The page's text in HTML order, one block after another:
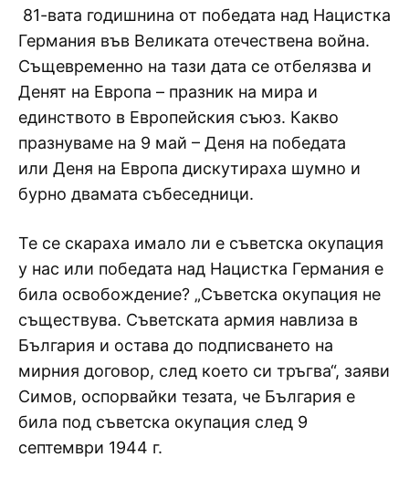
81-вата годишнина от победата над Нацистка
Германия във Великата отечествена война.
Същевременно на тази дата се отбелязва и
Денят на Европа – празник на мира и
единството в Европейския съюз. Какво
празнуваме на 9 май – Деня на победата
или Деня на Европа дискутираха шумно и
бурно двамата събеседници.
Те се скараха имало ли е съветска окупация
у нас или победата над Нацистка Германия е
била освобождение? „Съветска окупация не
съществува. Съветската армия навлиза в
България и остава до подписването на
мирния договор, след което си тръгва“, заяви
Симов, оспорвайки тезата, че България е
била под съветска окупация след 9
септември 1944 г.